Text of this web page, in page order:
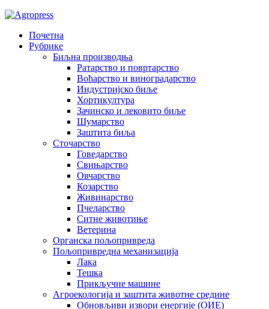
Почетна
Рубрике
Биљна производња
Ратарство и повртарство
Воћарство и виноградарство
Индустријско биље
Хортикултура
Зачинско и лековито биље
Шумарство
Заштита биља
Сточарство
Говедарство
Свињарство
Овчарство
Козарство
Живинарство
Пчеларство
Ситне животиње
Ветерина
Органска пољопривреда
Пољопривредна механизација
Лака
Тешка
Прикључне машине
Агроекологија и заштита животне средине
Обновљиви извори енергије (ОИЕ)